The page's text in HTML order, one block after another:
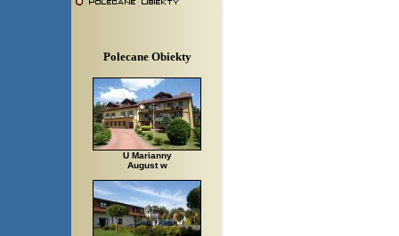
Polecane Obiekty
U Marianny
August w